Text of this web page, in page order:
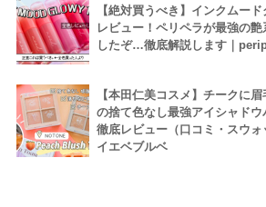
【絶対買うべき】インクムー
レビュー！ペリペラが最強の
したぞ…徹底解説します｜
【本田仁美コスメ】チークに
の捨て色なし最強アイシャド
徹底レビュー（口コミ・スウォ
イエベブルベ